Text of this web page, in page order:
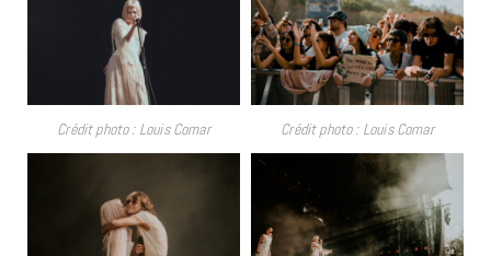
Crédit photo : Louis Comar Crédit photo : Louis Comar